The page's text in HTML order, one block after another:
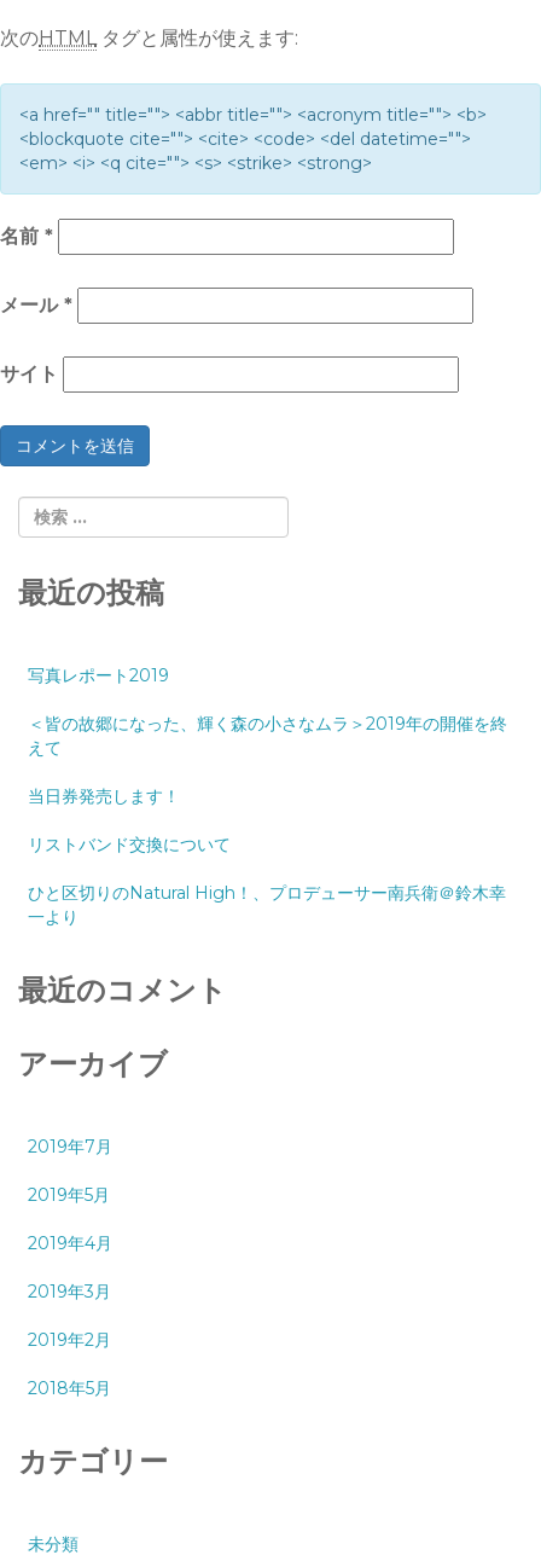
次のHTMLタグと属性が使えます:
<a href="" title=""> <abbr title=""> <acronym title=""> <b>
<blockquote cite=""> <cite> <code> <del datetime="">
<em> <i> <q cite=""> <s> <strike> <strong>
名前 *
メール *
サイト
最近の投稿
写真レポート2019
＜皆の故郷になった、輝く森の小さなムラ＞2019年の開催を終
えて
当日券発売します！
リストバンド交換について
ひと区切りのNatural High！、プロデューサー南兵衛＠鈴木幸
一より
最近のコメント
アーカイブ
2019年7月
2019年5月
2019年4月
2019年3月
2019年2月
2018年5月
カテゴリー
未分類